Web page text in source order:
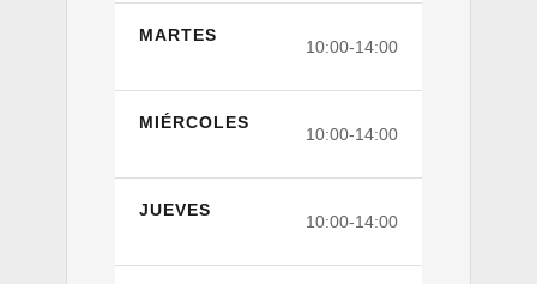
MARTES
10:00-14:00
MIÉRCOLES
10:00-14:00
JUEVES
10:00-14:00